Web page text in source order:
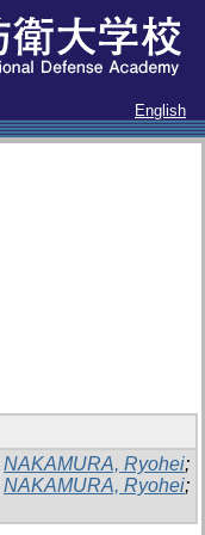
English
NAKAMURA, Ryohei;
NAKAMURA, Ryohei;